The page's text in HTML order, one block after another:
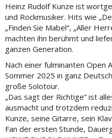
Heinz Rudolf Kunze ist
und Rockmusiker. Hits wie
„Finden Sie Mabel“, „Aller
machten ihn berühmt und
ganzen Generation.
Nach einer fulminanten Open
Sommer 2025 in ganz
große Solotour.
„Das sagt der Richtige” ist
ausmacht und trotzdem
Kunze, seine Gitarre, sein
Fan der ersten Stunde,